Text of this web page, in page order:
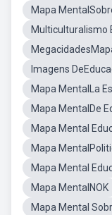
Mapa
Multiculturalismo
Imagens
Mapa MentalLa
Mapa MentalDe
Mapa Mental
Mapa
Mapa Mental
Mapa MentalNOK
Mapa Mental